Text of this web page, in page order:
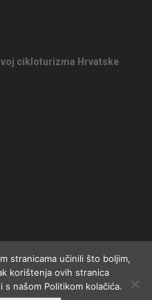
cikloturizma Hrvatske
cikloturizma Hrvatske,
stranicama učinili što boljim,
korištenja ovih stranica
s našom Politikom kolačića.